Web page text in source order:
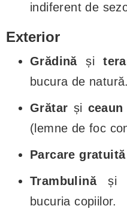
indiferent de
Exterior
Grădinăși
bucura de natură.
Grătar și ceaun
(lemne de foc
Parcare gratuită
Trambulinăși
bucuria copiilor.